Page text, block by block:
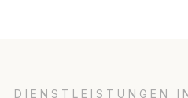
DIENSTLEISTUNGEN